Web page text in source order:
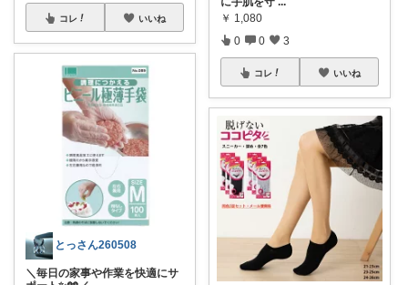
コレ いいね
とっさん260508
＼毎日の家事や作業を快適にサ
￥ 1,080
0 0 3
コレ いいね